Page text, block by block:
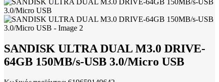
SANDISK ULTRA DUAL M3.0 DRIVE-
64GB 150MB/s-USB 3.0/Micro USB